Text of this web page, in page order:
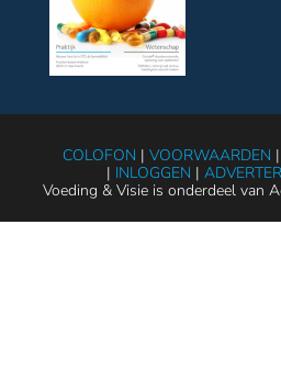
COLOFON | VOORWAARDEN |
| INLOGGEN |
Voeding & Visie is onderdeel van